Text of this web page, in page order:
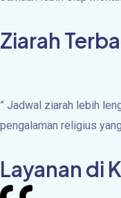
Ziarah
” Jadwal ziarah lebih
pengalaman religius
Layanan di